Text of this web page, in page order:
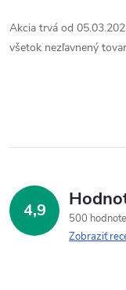
Akcia trvá od
všetok nezľavnený
4,9
500
Zobraziť